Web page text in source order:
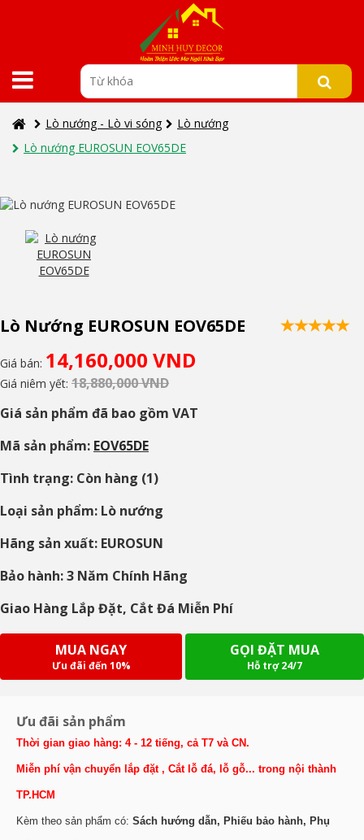
Lò nướng - Lò vi sóng
Lò nướng
Lò nướng EUROSUN EOV65DE
Lò Nướng EUROSUN EOV65DE
Giá bán: 14,160,000 VND
Giá niêm yết: 18,880,000 VND
Giá sản phẩm đã bao gồm VAT
Mã sản phẩm: EOV65DE
Tình trạng: Còn hàng (1)
Loại sản phẩm: Lò nướng
Hãng sản xuất: EUROSUN
Bảo hành: 3 Năm Chính Hãng
Giao Hàng Lắp Đặt, Cắt Đá Miễn Phí
MUA NGAY
Ưu đãi đến 10%
GỌI ĐẶT MUA
Hỗ trợ 24/7
Ưu đãi sản phẩm
Thời gian giao hàng: 4 - 12 tiếng, cả T7 và CN.
Miễn phí vận chuyển lắp đặt , Cắt lỗ đá, lỗ gỗ... trong nội thành
TP.HCM
Kèm theo sản phẩm có: Sách hướng dẫn, Phiếu bảo hành, Phụ